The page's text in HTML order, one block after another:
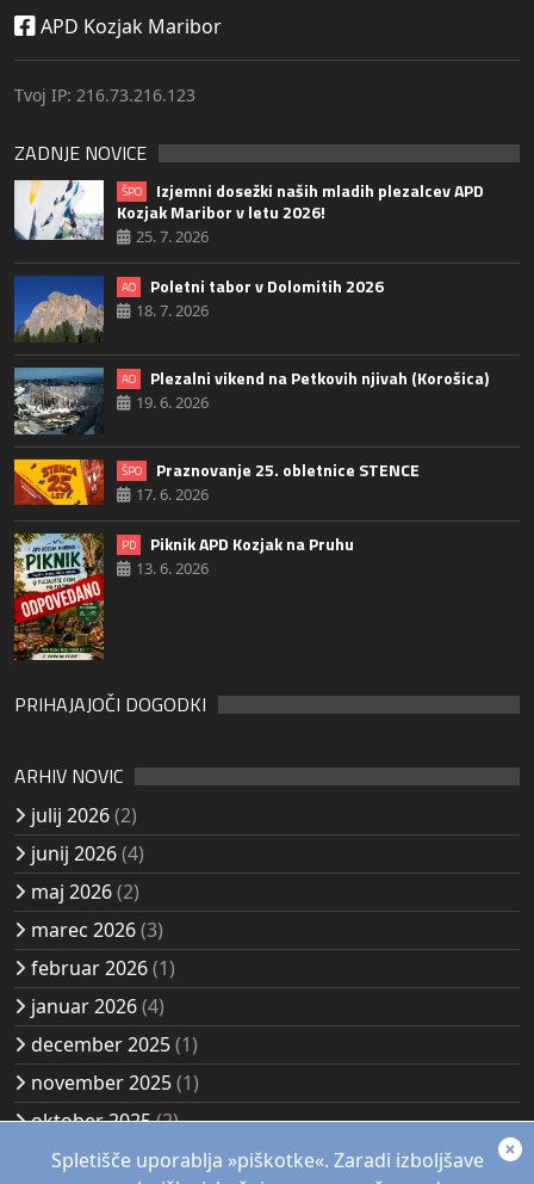
APD Kozjak Maribor
Tvoj IP: 216.73.216.123
ZADNJE NOVICE
ŠPO
Izjemni dosežki naših mladih plezalcev APD
Kozjak Maribor v letu 2026!
25. 7. 2026
AO Poletni tabor v Dolomitih 2026
18. 7. 2026
AO Plezalni vikend na Petkovih njivah (Korošica)
19. 6. 2026
ŠPO Praznovanje 25. obletnice STENCE
17. 6. 2026
PD Piknik APD Kozjak na Pruhu
13. 6. 2026
PRIHAJAJOČI DOGODKI
ARHIV NOVIC
julij 2026(2)
junij 2026(4)
maj 2026(2)
marec 2026(3)
februar 2026(1)
januar 2026(4)
december 2025(1)
november 2025(1)
oktober 2025(2)
avgust 2025(2)
Spletišče uporablja »piškotke«. Zaradi izboljšave